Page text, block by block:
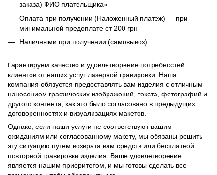
заказа) ФИО плательщика»
Оплата при получении (Наложенный платеж) — при
минимальной предоплате от 200 грн
Наличными при получении (самовывоз)
Гарантируем качество и удовлетворение потребностей
клиентов от наших услуг лазерной гравировки. Наша
компания обязуется предоставлять вам изделия с отличным
нанесением графических изображений, текста, фотографий и
другого контента, как это было согласовано в предыдущих
договоренностях и визуализациях макетов.
Однако, если наши услуги не соответствуют вашим
ожиданиям или согласованному макету, мы обязаны решить
эту ситуацию путем возврата вам средств или бесплатной
повторной гравировки изделия. Ваше удовлетворение
является нашим приоритетом, и мы готовы сделать все